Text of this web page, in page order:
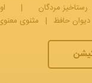
رستاخیز مردگان |
دیوان حافظ | مثنوی